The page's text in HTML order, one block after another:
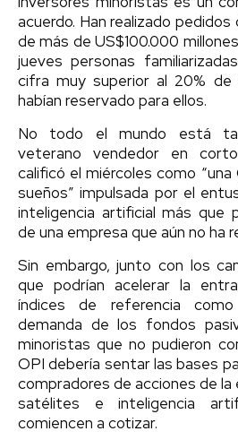
acuerdo. Han realizado
de más de US$100.000
jueves personas
cifra muy superior al 20% de
habían reservado para ellos.
No todo el mundo está
veterano vendedor en
calificó el miércoles como
sueños” impulsada por el
inteligencia artificial más que
de una empresa que aún no ha
Sin embargo, junto con los
que podrían acelerar la
índices de referencia
demanda de los fondos
minoristas que no pudieron
OPI debería sentar las bases
compradores de acciones de
satélites e inteligencia
comiencen a cotizar.